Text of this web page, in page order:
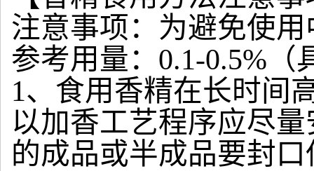
注意事项：为避免使
参考用量：0.1-0.5%
1、食用香精在长时间
以加香工艺程序应尽
的成品或半成品要封